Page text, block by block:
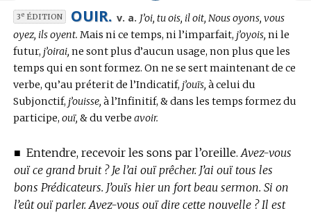
3eÉDITION OUIR. v. a. Conjugaison
:
J’oi, tu ois, il oit, Nous oyons, vous
oyez, ils oyent. Mais ni ce temps, ni l’imparfait, j’oyois, ni le
futur, j’oirai, ne sont plus d’aucun usage, non plus que les
temps qui en sont formez. On ne se sert maintenant de ce
verbe, qu’au préterit de l’Indicatif, j’ouïs, à celui du
Subjonctif, j’ouisse, à l’Infinitif, & dans les temps formez du
participe, ouï, & du verbe avoir.
■ Entendre, recevoir les sons par l’oreille. Avez-vous
ouï ce grand bruit ? Je l’ai ouï prêcher. J’ai ouï tous les
bons Prédicateurs. J’ouïs hier un fort beau sermon. Si on
l’eût ouï parler. Avez-vous ouï dire cette nouvelle ? Il est